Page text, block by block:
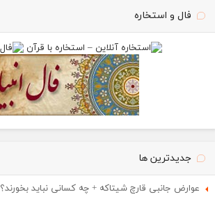
فال و استخاره
جدیدترین ها
عوارض جانبی قارچ شیتاکه + چه کسانی نباید بخورند؟